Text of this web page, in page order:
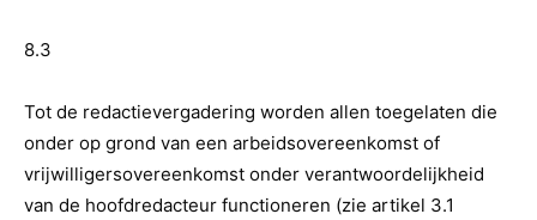
8.3
Tot de redactievergadering worden allen toegelaten die
onder op grond van een arbeidsovereenkomst of
vrijwilligersovereenkomst onder verantwoordelijkheid
van de hoofdredacteur functioneren (zie artikel 3.1